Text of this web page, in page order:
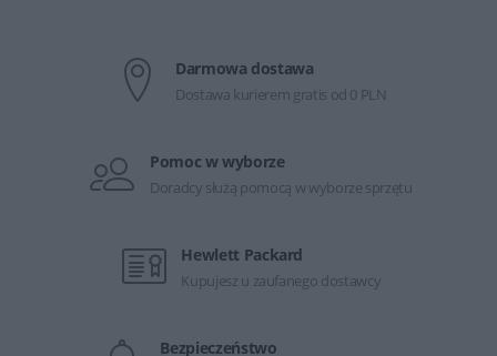
Darmowa dostawa
Dostawa kurierem gratis od 0 PLN
Pomoc w wyborze
Doradcy służą pomocą w wyborze sprzętu
Hewlett Packard
Kupujesz u zaufanego dostawcy
Bezpieczeństwo